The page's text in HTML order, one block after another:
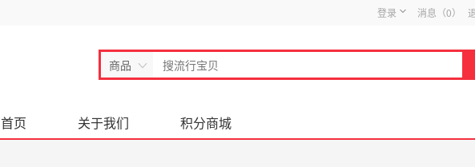
登录 消息（0）
商品
首页 关于我们 积分商城